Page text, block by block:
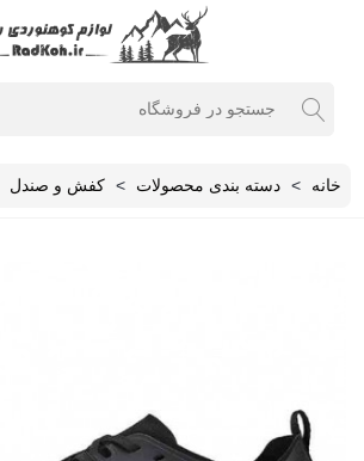
خانه > دسته بندی محصولات > کفش و صندل